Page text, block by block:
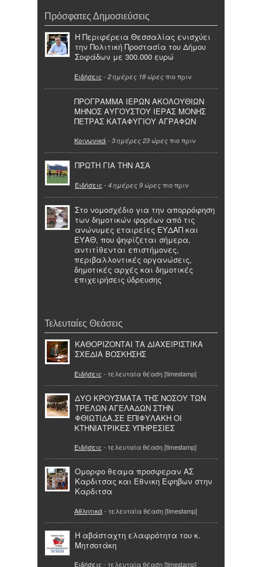
Πρόσφατες Δημοσιεύσεις
Η Περιφέρεια Θεσσαλίας ενισχύει
την Πολιτική Προστασία του Δήμου
Σοφάδων με 300.000 ευρώ
Ειδήσεις - 2 ημέρες 18 ώρες πιο πριν
ΠΡΟΓΡΑΜΜΑ ΙΕΡΩΝ ΑΚΟΛΟΥΘΙΩΝ
ΜΗΝΟΣ ΑΥΓΟΥΣΤΟΥ ΙΕΡΑΣ ΜΟΝΗΣ
ΠΕΤΡΑΣ ΚΑΤΑΦΥΓΙΟΥ ΑΓΡΑΦΩΝ
Κοινωνικά- 3 ημέρες 23 ώρες πιο πριν
ΠΡΩΤΗ ΓΙΑ ΤΗΝ ΑΣΑ
Ειδήσεις - 4 ημέρες 9 ώρες πιο πριν
Στο νομοσχέδιο για την απορρόφηση
των δημοτικών φορέων από τις
ανώνυμες εταιρείες ΕΥΔΑΠ και
ΕΥΑΘ, που ψηφίζεται σήμερα,
αντιτίθενται επιστήμονες,
περιβαλλοντικές οργανώσεις,
δημοτικές αρχές και δημοτικές
επιχειρήσεις ύδρευσης
Τελευταίες Θεάσεις
ΚΑΘΟΡΙΖΟΝΤΑΙ ΤΑ ΔΙΑΧΕΙΡΙΣΤΙΚΑ
ΣΧΕΔΙΑ ΒΟΣΚΗΣΗΣ
Ειδήσεις - τελευταία θέαση [timestamp]
ΔΥΟ ΚΡΟΥΣΜΑΤΑ ΤΗΣ ΝΟΣΟΥ ΤΩΝ
ΤΡΕΛΩΝ ΑΓΕΛΑΔΩΝ ΣΤΗΝ
ΦΘΙΩΤΙΔΑ.ΣΕ ΕΠΙΦΥΛΑΚΗ ΟΙ
ΚΤΗΝΙΑΤΡΙΚΕΣ ΥΠΗΡΕΣΙΕΣ
Ειδήσεις - τελευταία θέαση [timestamp]
Ομορφο θεαμα προσφεραν ΑΣ
Καρδιτσας και Εθνικη Εφηβων στην
Καρδιτσα
Αθλητικά- τελευταία θέαση [timestamp]
Η αβάσταχτη ελαφρότητα του κ.
Μητσοτάκη
Ειδήσεις - τελευταία θέαση [timestamp]